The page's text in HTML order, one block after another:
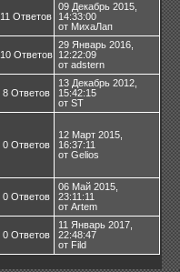
11 Ответов
09 Декабрь 2015,
14:33:00
от МихаЛап
10 Ответов
29 Январь 2016,
12:22:09
от adstern
8 Ответов
13 Декабрь 2012,
15:42:15
от ST
0 Ответов
12 Март 2015,
16:37:11
от Gelios
0 Ответов
06 Май 2015,
23:11:11
от Artem
0 Ответов
11 Январь 2017,
22:48:47
от Fild